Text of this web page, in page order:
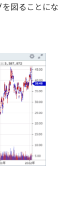
図ることにな